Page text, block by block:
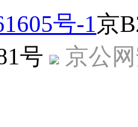
号-1 京
号
京公